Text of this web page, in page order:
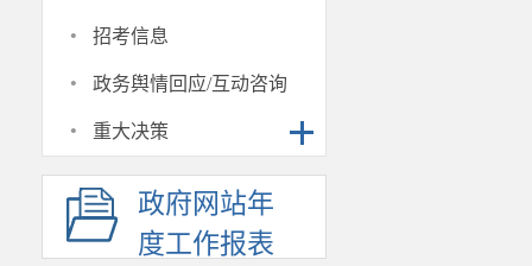
· 招考信息
· 政务舆情回应/互动咨询
· 重大决策
政府网站年
度工作报表